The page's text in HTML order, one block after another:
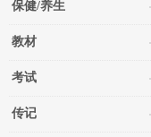
保健/养生
教材
考试
传记